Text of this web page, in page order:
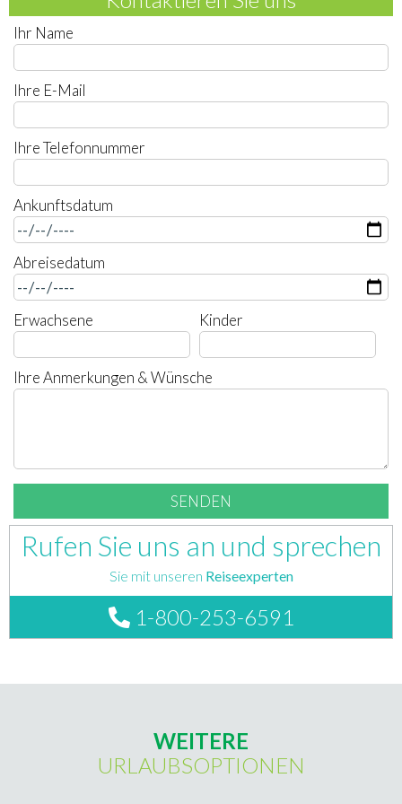
Ihr Name
Ihre E-Mail
Ihre Telefonnummer
Ankunftsdatum
Abreisedatum
Erwachsene Kinder
Ihre Anmerkungen & Wünsche
Rufen Sie uns an und sprechen
Sie mit unseren Reiseexperten
1-800-253-6591
WEITERE
URLAUBSOPTIONEN